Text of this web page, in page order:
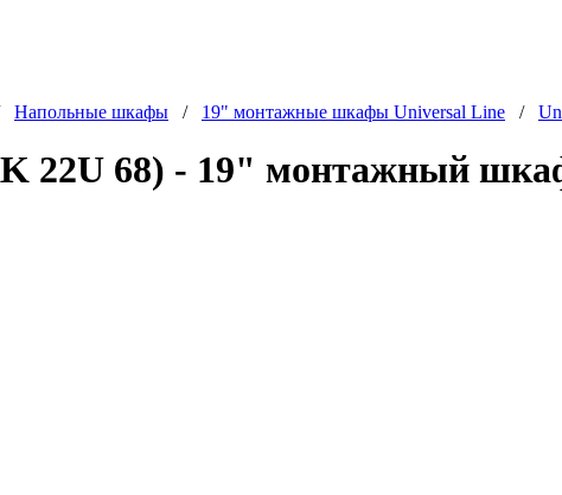
Напольные шкафы / 19" монтажные шкафы Universal Line /
22U 68) - 19" монтажный